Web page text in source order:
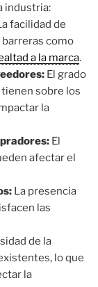
industria:
facilidad de
como
a la marca.
El grado
sobre los
la
El
afectar el
La presencia
las
de la
lo que
la